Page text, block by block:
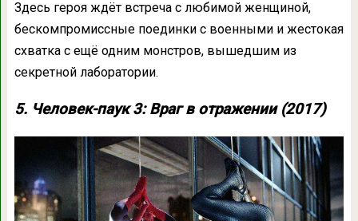
Здесь героя ждёт встреча с любимой женщиной,
бескомпромиссные поединки с военными и жестокая
схватка с ещё одним монстров, вышедшим из
секретной лаборатории.
5. Человек-паук 3: Враг в отражении (2017)